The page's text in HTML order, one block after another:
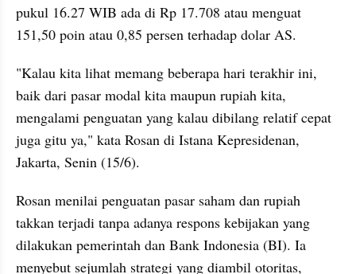
pukul 16.27 WIB ada di Rp 17.708 atau menguat
151,50 poin atau 0,85 persen terhadap dolar AS.
"Kalau kita lihat memang beberapa hari terakhir ini,
baik dari pasar modal kita maupun rupiah kita,
mengalami penguatan yang kalau dibilang relatif cepat
juga gitu ya," kata Rosan di Istana Kepresidenan,
Jakarta, Senin (15/6).
Rosan menilai penguatan pasar saham dan rupiah
takkan terjadi tanpa adanya respons kebijakan yang
dilakukan pemerintah dan Bank Indonesia (BI). Ia
menyebut sejumlah strategi yang diambil otoritas,